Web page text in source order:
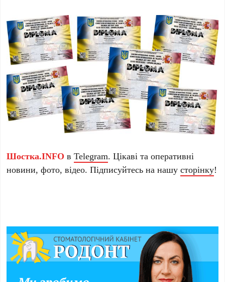
Шостка.INFO вTelegram. Цікаві та оперативні
новини, фото, відео. Підписуйтесь на нашусторінку!